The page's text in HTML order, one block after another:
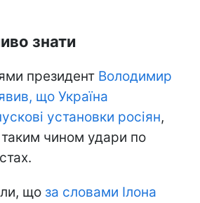
знати
президент Володимир
що Україна
установки росіян,
чином удари по
що за словами Ілона